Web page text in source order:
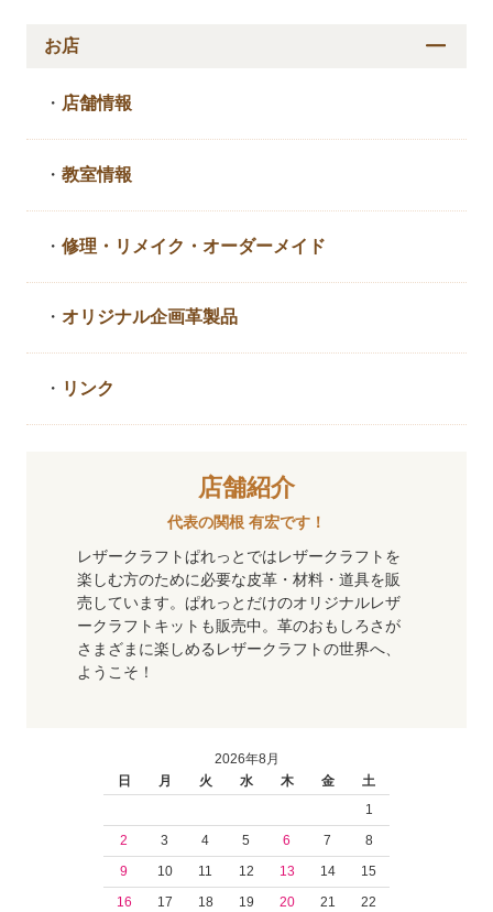
お店
・ 店舗情報
・教室情報
・修理・リメイク・ オーダーメイド
・ オリジナル企画革製品
・ リンク
店舗紹介
代表の関根 有宏です！
レザークラフトぱれっとではレザークラフトを
楽しむ方のために必要な皮革・材料・道具を販
売しています。ぱれっとだけのオリジナルレザ
ークラフトキットも販売中。革のおもしろさが
さまざまに楽しめるレザークラフトの世界へ、
ようこそ！
2026年8月
日
月 火 水 木 金
土
1
2
3 4 5 6 7
8
9
10 11 12 13 14
15
16
17 18 19 20 21
22